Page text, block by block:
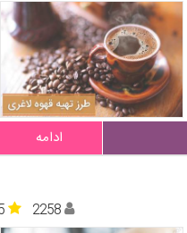
ادامه
2258